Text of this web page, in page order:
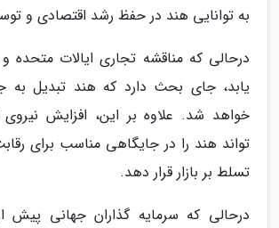
به توانایی هند در حفظ رشد اقتصادی و
درحالی که مناقشه تجاری ایالات متحده
یابد، جای بحث دارد که هند تبدیل به
خواهد شد. علاوه بر این، افزایش
تواند هند را در جایگاهی مناسب برای
تسلط بر بازار قرار دهد.
درحالی که سرمایه گذاران جهانی پیش